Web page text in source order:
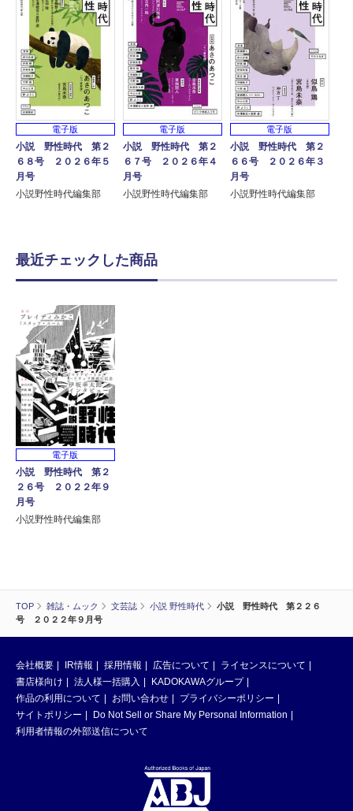
TOP 雑誌・ムック 文芸誌 小説 野性時代
小説 野性時代 第２２６
号 ２０２２年９月号
電子版
小説 野性時代 第２
６８号 ２０２６年５
月号
小説野性時代編集部
電子版
小説 野性時代 第２
６７号 ２０２６年４
月号
小説野性時代編集部
電子版
小説 野性時代 第２
６６号 ２０２６年３
月号
小説野性時代編集部
最近チェックした商品
電子版
小説 野性時代 第２
２６号 ２０２２年９
月号
小説野性時代編集部
会社概要 IR情報 採用情報 広告について
ライセンスについて
書店様向け
法人様一括購入
KADOKAWAグループ
作品の利用について
お問い合わせ
プライバシーポリシー
サイトポリシー
Do Not Sell or Share My Personal Information
利用者情報の外部送信について